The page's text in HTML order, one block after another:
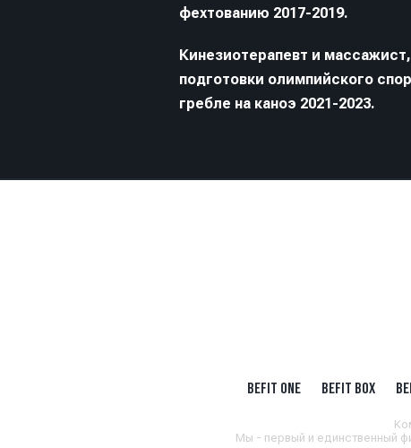
фехтованию 2017-2019.
Кинезиотерапевт и
подготовки олимпийского
гребле на каноэ 2021-2023.
BEFIT ONE BEFIT BOX
Мы - первый и единственный